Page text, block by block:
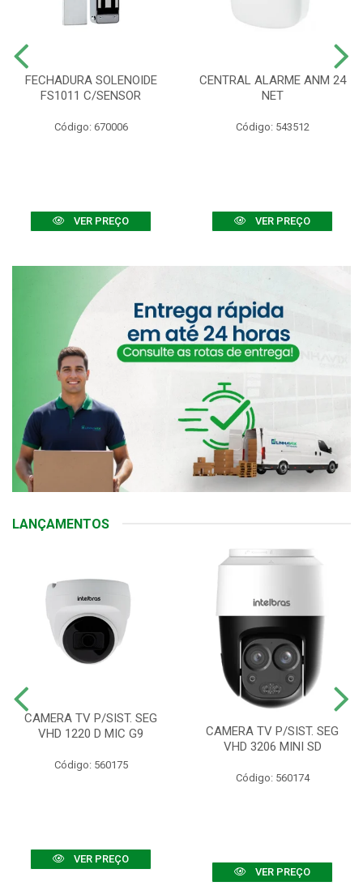
FECHADURA SOLENOIDE
FS1011 C/SENSOR
Código: 670006
VER PREÇO
CENTRAL ALARME ANM 24
NET
Código: 543512
VER PREÇO
LANÇAMENTOS
CAMERA TV P/SIST. SEG
VHD 1220 D MIC G9
Código: 560175
VER PREÇO
CAMERA TV P/SIST. SEG
VHD 3206 MINI SD
Código: 560174
VER PREÇO